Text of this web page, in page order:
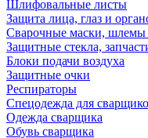
Шлифовальные листы
Защита лица, глаз и
Сварочные маски,
Защитные стекла,
Блоки подачи воздуха
Защитные очки
Респираторы
Спецодежда для
Одежда сварщика
Обувь сварщика